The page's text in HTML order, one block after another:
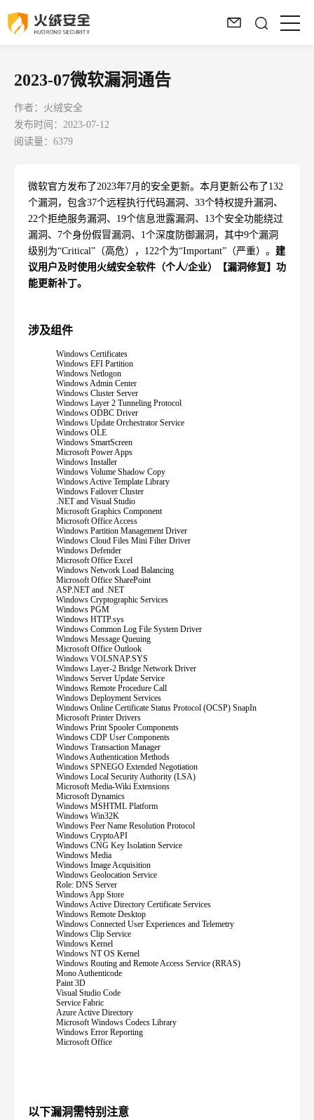
2023-07微软漏洞通告
作者：火绒安全
发布时间：2023-07-12
阅读量：6379
微软官方发布了2023年7月的安全更新。本月更新公布了132
个漏洞，包含37个远程执行代码漏洞、 33个特权提升漏洞、
22个拒绝服务漏洞、 19个信息泄露漏洞、 13个安全功能绕过
漏洞、 7个身份假冒漏洞、 1个深度防御漏洞，其中9个漏洞
级别为“Critical”（高危）， 122个为“Important”（严重）。 建
议用户及时使用火绒安全软件（个人/企业）【漏洞修复】功
能更新补丁。
涉及组件
Windows Certificates
Windows EFI Partition
Windows Netlogon
Windows Admin Center
Windows Cluster Server
Windows Layer 2 Tunneling Protocol
Windows ODBC Driver
Windows Update Orchestrator Service
Windows OLE
Windows SmartScreen
Microsoft Power Apps
Windows Installer
Windows Volume Shadow Copy
Windows Active Template Library
Windows Failover Cluster
.NET and Visual Studio
Microsoft Graphics Component
Microsoft Office Access
Windows Partition Management Driver
Windows Cloud Files Mini Filter Driver
Windows Defender
Microsoft Office Excel
Windows Network Load Balancing
Microsoft Office SharePoint
ASP.NET and .NET
Windows Cryptographic Services
Windows PGM
Windows HTTP.sys
Windows Common Log File System Driver
Windows Message Queuing
Microsoft Office Outlook
Windows VOLSNAP.SYS
Windows Layer-2 Bridge Network Driver
Windows Server Update Service
Windows Remote Procedure Call
Windows Deployment Services
Windows Online Certificate Status Protocol (OCSP) SnapIn
Microsoft Printer Drivers
Windows Print Spooler Components
Windows CDP User Components
Windows Transaction Manager
Windows Authentication Methods
Windows SPNEGO Extended Negotiation
Windows Local Security Authority (LSA)
Microsoft Media-Wiki Extensions
Microsoft Dynamics
Windows MSHTML Platform
Windows Win32K
Windows Peer Name Resolution Protocol
Windows CryptoAPI
Windows CNG Key Isolation Service
Windows Media
Windows Image Acquisition
Windows Geolocation Service
Role: DNS Server
Windows App Store
Windows Active Directory Certificate Services
Windows Remote Desktop
Windows Connected User Experiences and Telemetry
Windows Clip Service
Windows Kernel
Windows NT OS Kernel
Windows Routing and Remote Access Service (RRAS)
Mono Authenticode
Paint 3D
Visual Studio Code
Service Fabric
Azure Active Directory
Microsoft Windows Codecs Library
Windows Error Reporting
Microsoft Office
以下漏洞需特别注意